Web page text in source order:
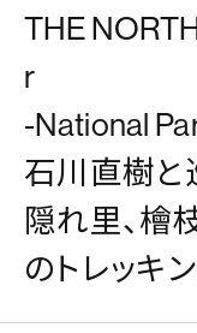
THE
r
-National
石川直樹と
隠れ里、檜
のトレッキ